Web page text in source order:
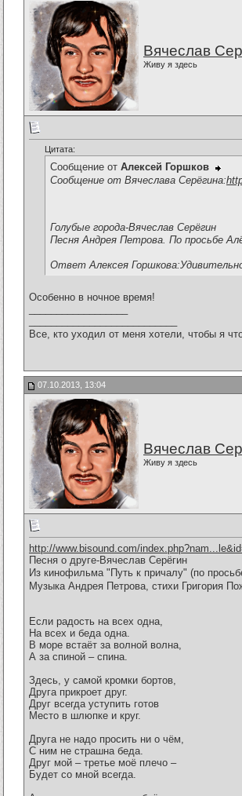
Вячеслав
Живу я здесь
Цитата:
Сообщение от Алексей Горшков
Сообщение от Вячеслава Серёгина:
Голубые города-Вячеслав Серёгин
Песня Андрея Петрова. По просьбе
Ответ Алексея
Особенно в ночное время!
Все, кто уходил от меня хотели, чтобы я
07.10.2013, 13:04
Вячеслав
Живу я здесь
http://www.bisound.com/
Песня о друге-Вячеслав Серёгин
Из кинофильма "Путь к причалу" (по
Музыка Андрея Петрова, стихи Григория
Если радость на всех одна,
На всех и беда одна.
В море встаёт за волной волна,
А за спиной – спина.
Здесь, у самой кромки бортов,
Друга прикроет друг.
Друг всегда уступить готов
Место в шлюпке и круг.
Друга не надо просить ни о чём,
С ним не страшна беда.
Друг мой – третье моё плечо –
Будет со мной всегда.